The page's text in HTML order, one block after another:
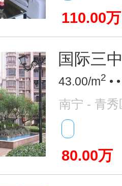
110.00万
国际三
43.00/m2 •
南宁 - 青秀
80.00万